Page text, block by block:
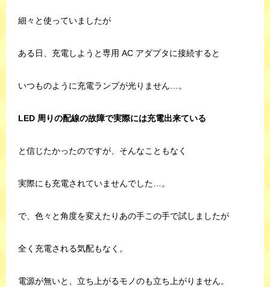
細々と使っていましたが
ある日、充電しようと専用 AC アダプタに接続すると
いつものように充電ランプが光りません…。
LED 周りの配線の故障で実際には充電出来ている
と信じたかったのですが、そんなこともなく
実際にも充電されていませんでした…。
で、色々と角度を変えたりあの手この手で試しましたが
全く充電される気配もなく。
電源が無いと、立ち上がるモノのも立ち上がりません。